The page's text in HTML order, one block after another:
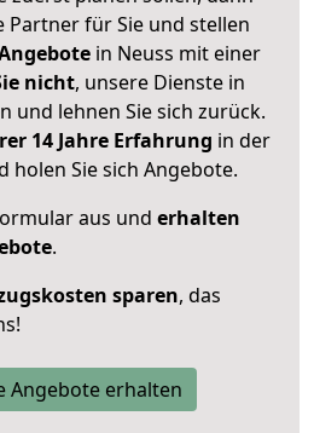
Partner für Sie und stellen
in Neuss mit einer
nicht, unsere Dienste in
und lehnen Sie sich zurück.
14 Jahre Erfahrung in der
holen Sie sich Angebote.
aus und erhalten
.
sparen, das
Angebote erhalten